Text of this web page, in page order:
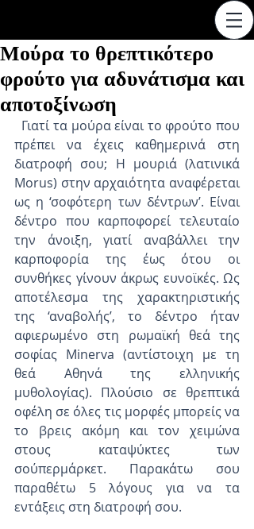
Μούρα το θρεπτικότερο
φρούτο για αδυνάτισμα και
αποτοξίνωση
πρέπει να έχεις καθημερινά στη
διατροφή σου; Η μουριά (λατινικά
Morus) στην αρχαιότητα αναφέρεται
ως η ‘σοφότερη των δέντρων’. Είναι
δέντρο που καρποφορεί τελευταίο
την άνοιξη, γιατί αναβάλλει την
καρποφορία της έως ότου οι
συνθήκες γίνουν άκρως ευνοϊκές. Ως
αποτέλεσμα της χαρακτηριστικής
της ‘αναβολής’, το δέντρο ήταν
αφιερωμένο στη ρωμαϊκή θεά της
σοφίας Minerva (αντίστοιχη με τη
θεά Αθηνά της ελληνικής
μυθολογίας). Πλούσιο σε θρεπτικά
οφέλη σε όλες τις μορφές μπορείς να
το βρεις ακόμη και τον χειμώνα
στους καταψύκτες των
σούπερμάρκετ. Παρακάτω σου
παραθέτω 5 λόγους για να τα
εντάξεις στη διατροφή σου.